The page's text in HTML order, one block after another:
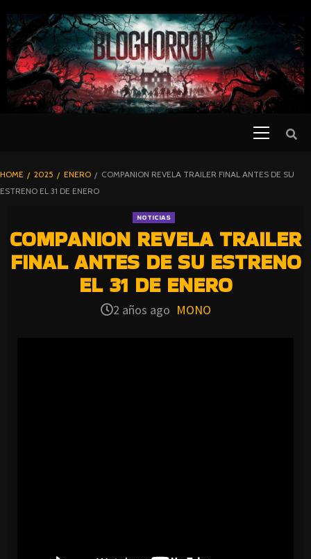
TO
CONTENT
BLOGHORROR
⋆
HOME 2025 ENERO
COMPANION REVELA TRAILER FINAL ANTES DE SU
ESTRENO EL 31 DE ENERO
NOTICIAS
COMPANION REVELA TRAILER
FINAL ANTES DE SU ESTRENO
EL 31 DE ENERO
2 años ago MONO